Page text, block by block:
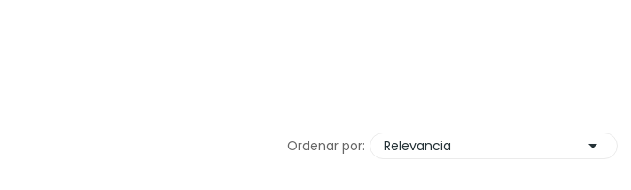
Ordenar por: Relevancia 